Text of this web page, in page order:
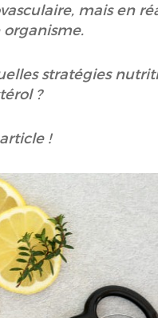
mais en
stratégies
?
!